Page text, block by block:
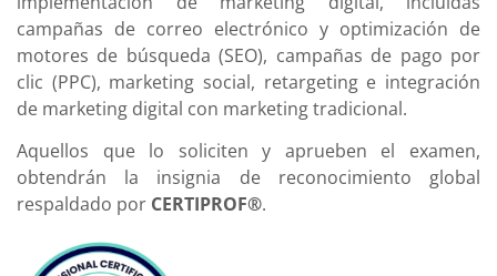
campañas de correo electrónico y optimización de
motores de búsqueda (SEO), campañas de pago por
clic (PPC), marketing social, retargeting e integración
de marketing digital con marketing tradicional.
Aquellos que lo soliciten y aprueben el examen,
obtendrán la insignia de reconocimiento global
respaldado por CERTIPROF®.